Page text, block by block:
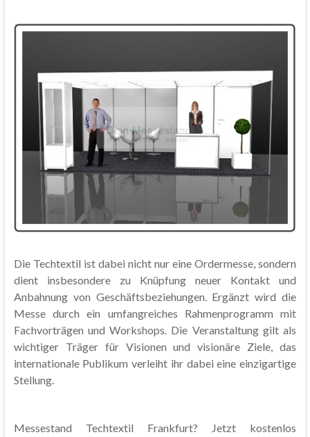
Die Techtextil ist dabei nicht nur eine Ordermesse, sondern
dient insbesondere zu Knüpfung neuer Kontakt und
Anbahnung von Geschäftsbeziehungen. Ergänzt wird die
Messe durch ein umfangreiches Rahmenprogramm mit
Fachvorträgen und Workshops. Die Veranstaltung gilt als
wichtiger Träger für Visionen und visionäre Ziele, das
internationale Publikum verleiht ihr dabei eine einzigartige
Stellung.
Messestand Techtextil Frankfurt? Jetzt kostenlos